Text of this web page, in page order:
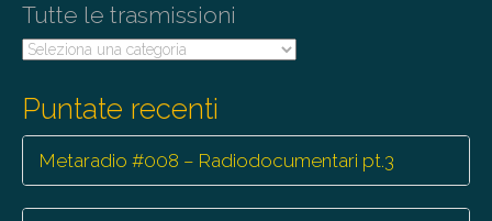
Tutte le trasmissioni
Tutte
Puntate recenti
Metaradio #008 – Radiodocumentari pt.3